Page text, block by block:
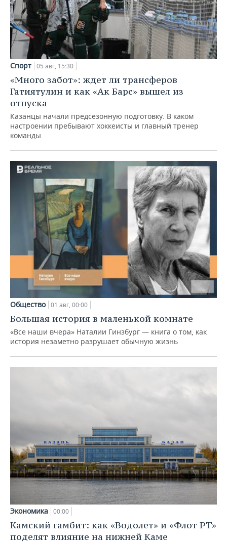
Спорт 05 авг, 15:30
«Много забот»: ждет ли трансферов
Гатиятулин и как «Ак Барс» вышел из
отпуска
Казанцы начали предсезонную подготовку. В каком
настроении пребывают хоккеисты и главный тренер
команды
Общество 01 авг, 00:00
Большая история в маленькой комнате
«Все наши вчера» Наталии Гинзбург — книга о том, как
история незаметно разрушает обычную жизнь
Экономика 00:00
Камский гамбит: как «Водолет» и «Флот РТ»
поделят влияние на нижней Каме